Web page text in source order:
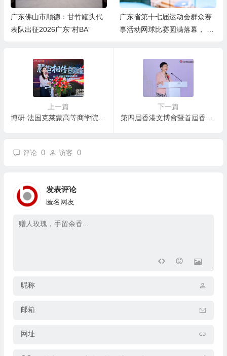
广东省第十七届运动会群众赛
事活动网球比赛圆满落幕， 四
挥拍省运，网聚南沙｜广东省
第十七届运动会群众赛事活动
上一篇
博研·法国克莱蒙高等商学院DBA&MIM盛典在佛山举行，DBA项目发布
下一篇
第四屆香港文博會暨首屆香港國際AI電影節圓滿舉行 賦能國際文化創意産業新未來
评论 0 访客 0
发表评论
匿名网友
昵称
邮箱
网址